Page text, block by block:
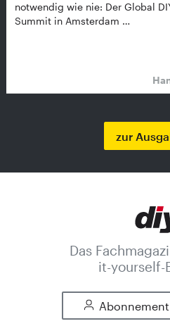
notwendig wie nie: Der Global
Summit in Amsterdam …
zur
Das
it-yourself-